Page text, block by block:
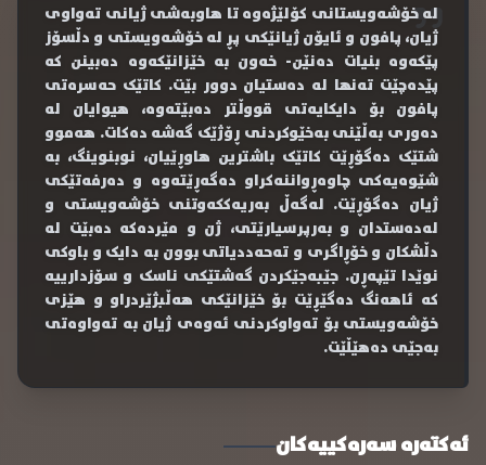
لە خۆشەویستانی کۆلێژەوە تا هاوبەشی ژیانی تەواوی
ژیان، پافون و ئایۆن ژیانێکی پڕ لە خۆشەویستی و دڵسۆز
پێکەوە بنیات دەنێن- خەون بە خێزانێکەوە دەبینن کە
پێدەچێت تەنها لە دەستیان دوور بێت. کاتێک حەسرەتی
پافون بۆ دایکایەتی قووڵتر دەبێتەوە، هیوایان لە
دەوری بەڵێنی بەخێوکردنی ڕۆژێک گەشە دەکات. هەموو
شتێک دەگۆڕێت کاتێک باشترین هاوڕێیان، نوبنوینگ، بە
شێوەیەکی چاوەڕواننەکراو دەگەڕێتەوە و دەرفەتێکی
ژیان دەگۆڕێت. لەگەڵ بەریەککەوتنی خۆشەویستی و
لەدەستدان و بەرپرسیارێتی، ژن و مێردەکە دەبێت لە
دڵشکان و خۆڕاگری و تەحەددیاتی بوون بە دایک و باوکی
نوێدا تێپەڕن. جێبەجێکردن گەشتێکی ناسک و سۆزدارییە
کە ئاهەنگ دەگێڕێت بۆ خێزانێکی هەڵبژێردراو و هێزی
خۆشەویستی بۆ تەواوکردنی ئەوەی ژیان بە تەواوەتی
بەجێی دەهێڵێت.
ئەکتەرە سەرەکییەکان